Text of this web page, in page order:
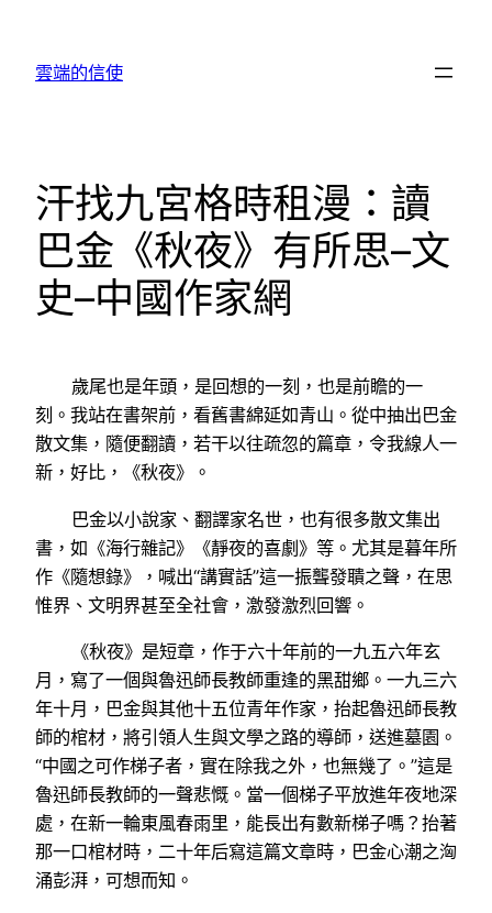
雲端的信使
汗找九宮格時租漫：讀
巴金《秋夜》有所思–文
史–中國作家網
歲尾也是年頭，是回想的一刻，也是前瞻的一
刻。我站在書架前，看舊書綿延如青山。從中抽出巴金
散文集，隨便翻讀，若干以往疏忽的篇章，令我線人一
新，好比，《秋夜》。
巴金以小說家、翻譯家名世，也有很多散文集出
書，如《海行雜記》《靜夜的喜劇》等。尤其是暮年所
作《隨想錄》，喊出“講實話”這一振聾發聵之聲，在思
惟界、文明界甚至全社會，激發激烈回響。
《秋夜》是短章，作于六十年前的一九五六年玄
月，寫了一個與魯迅師長教師重逢的黑甜鄉。一九三六
年十月，巴金與其他十五位青年作家，抬起魯迅師長教
師的棺材，將引領人生與文學之路的導師，送進墓園。
“中國之可作梯子者，實在除我之外，也無幾了。”這是
魯迅師長教師的一聲悲慨。當一個梯子平放進年夜地深
處，在新一輪東風春雨里，能長出有數新梯子嗎？抬著
那一口棺材時，二十年后寫這篇文章時，巴金心潮之洶
涌彭湃，可想而知。